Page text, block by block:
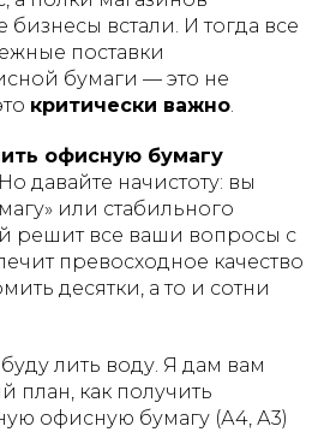
встали. И тогда все
поставки
бумаги — это не
критически важно.
офисную бумагу
давайте начистоту: вы
или стабильного
решит все ваши вопросы с
превосходное качество
десятки, а то и сотни
буду лить воду. Я дам вам
план, как получить
офисную бумагу (А4, А3)